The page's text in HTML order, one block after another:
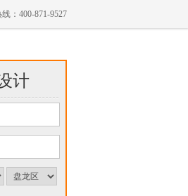
：400-871-9527
计